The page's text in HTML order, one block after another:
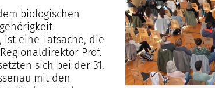
biologischen
eine Tatsache, die
Prof.
sich bei der 31.
mit den